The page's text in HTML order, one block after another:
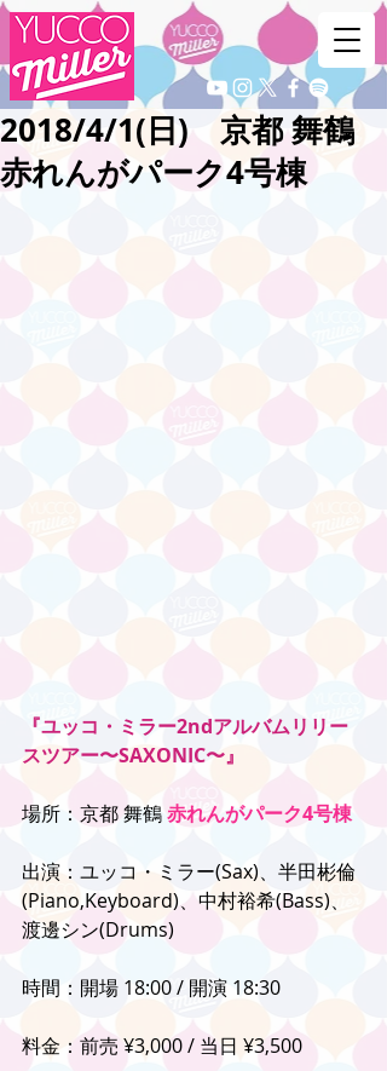
2018/4/1(日) 京都 舞鶴
赤れんがパーク4号棟
『ユッコ・ミラー2ndアルバムリリー
スツアー〜SAXONIC〜』
場所：京都 舞鶴 赤れんがパーク4号棟
出演：ユッコ・ミラー(Sax)、半田彬倫
(Piano,Keyboard)、中村裕希(Bass)、
渡邊シン(Drums)
時間：開場 18:00 / 開演 18:30
料金：前売 ¥3,000 / 当日 ¥3,500